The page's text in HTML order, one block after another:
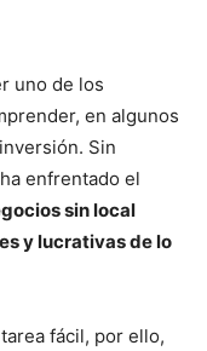
uno de los
en algunos
Sin
enfrentado el
sin local
y lucrativas de lo
fácil, por ello,